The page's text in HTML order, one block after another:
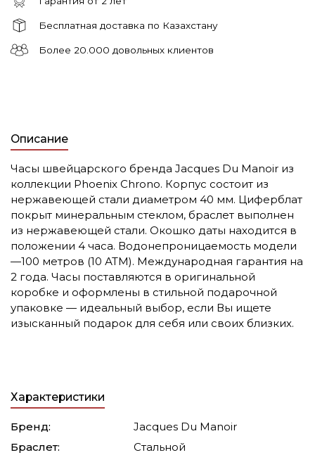
Бесплатная доставка по Казахстану
Более 20.000 довольных клиентов
Описание
Часы швейцарского бренда Jacques Du Manoir из
коллекции Phoenix Chrono. Корпус состоит из
нержавеющей стали диаметром 40 мм. Циферблат
покрыт минеральным стеклом, браслет выполнен
из нержавеющей стали. Окошко даты находится в
положении 4 часа. Водонепроницаемость модели
—100 метров (10 АТМ). Международная гарантия на
2 года. Часы поставляются в оригинальной
коробке и оформлены в стильной подарочной
упаковке — идеальный выбор, если Вы ищете
изысканный подарок для себя или своих близких.
Характеристики
Бренд:
Jacques Du Manoir
Браслет:
Стальной